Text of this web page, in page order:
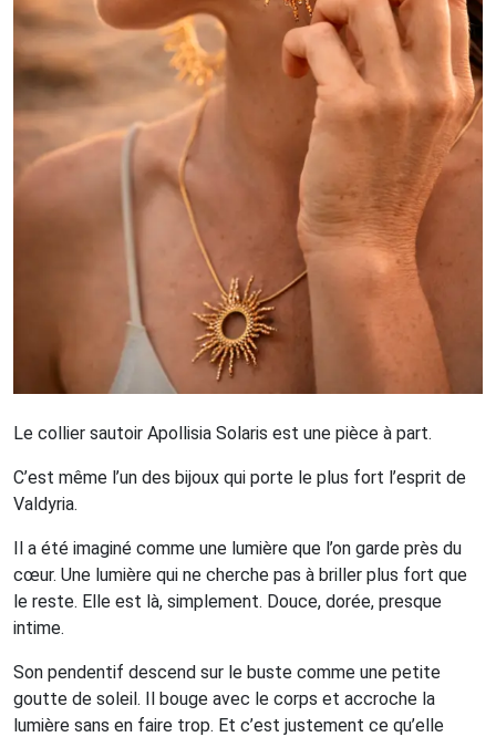
Le collier sautoir Apollisia Solaris est une pièce à part.
C’est même l’un des bijoux qui porte le plus fort l’esprit de
Valdyria.
Il a été imaginé comme une lumière que l’on garde près du
cœur. Une lumière qui ne cherche pas à briller plus fort que
le reste. Elle est là, simplement. Douce, dorée, presque
intime.
Son pendentif descend sur le buste comme une petite
goutte de soleil. Il bouge avec le corps et accroche la
lumière sans en faire trop. Et c’est justement ce qu’elle